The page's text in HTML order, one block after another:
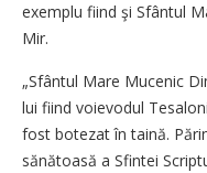
exemplu fiind şi Sfântul
Mir.
„Sfântul Mare Mucenic
lui fiind voievodul
fost botezat în taină.
sănătoasă a Sfintei